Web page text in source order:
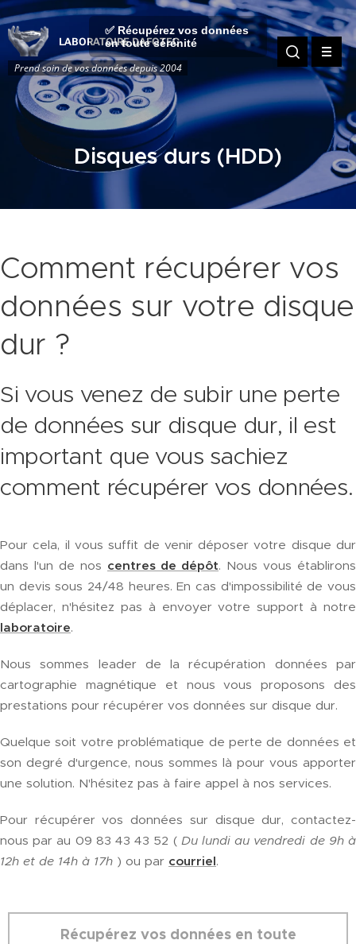
LABORATOIRE DAFOTEC
Prend soin de vos données depuis 2004
Disques durs (HDD)
Comment récupérer vos
données sur votre disque
dur ?
Si vous venez de subir une perte
de données sur disque dur, il est
important que vous sachiez
comment récupérer vos données.
Pour cela, il vous suffit de venir déposer votre disque dur
dans l'un de nos centres de dépôt. Nous vous établirons
un devis sous 24/48 heures. En cas d'impossibilité de vous
déplacer, n'hésitez pas à envoyer votre support à notre
laboratoire.
Nous sommes leader de la récupération données par
cartographie magnétique et nous vous proposons des
prestations pour récupérer vos données sur disque dur.
Quelque soit votre problématique de perte de données et
son degré d'urgence, nous sommes là pour vous apporter
une solution. N'hésitez pas à faire appel à nos services.
Pour récupérer vos données sur disque dur, contactez-
nous par au 09 83 43 43 52 ( Du lundi au vendredi de 9h à
12h et de 14h à 17h ) ou par courriel.
Récupérez vos données en toute
✅ Récupérez vos données
en toute sérénité